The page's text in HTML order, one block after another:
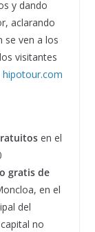
y dando
aclarando
se ven a los
visitantes
hipotour.com
en el
gratis de
en el
del
no